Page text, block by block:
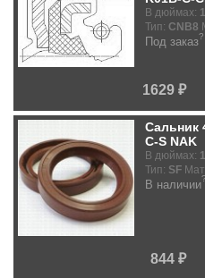
В дюймах:
Тип: CNB8
Под заказ?
1629 ₽
Сальник
C-S NAK
В дюймах:
Тип: SF
В наличии?
844 ₽